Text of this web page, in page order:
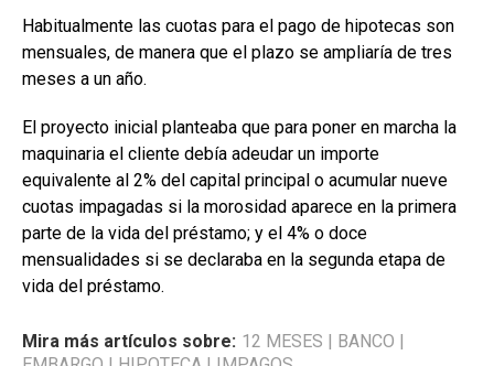
Habitualmente las cuotas para el pago de hipotecas son
mensuales, de manera que el plazo se ampliaría de tres
meses a un año.
El proyecto inicial planteaba que para poner en marcha la
maquinaria el cliente debía adeudar un importe
equivalente al 2% del capital principal o acumular nueve
cuotas impagadas si la morosidad aparece en la primera
parte de la vida del préstamo; y el 4% o doce
mensualidades si se declaraba en la segunda etapa de
vida del préstamo.
Mira más artículos sobre: 12 MESES | BANCO |